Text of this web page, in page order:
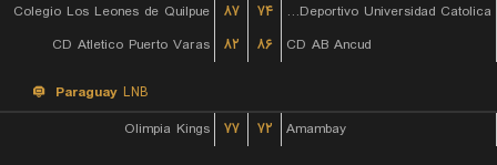
Colegio Los Leones de Quilpue
۸۷ ۷۴
Club Deportivo Universidad Catolica
CD Atletico Puerto Varas
۸۲ ۸۶ CD AB Ancud
Paraguay LNB
Olimpia Kings
۷۷ ۷۲ Amambay